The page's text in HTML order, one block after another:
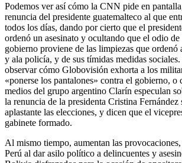
Podemos ver así cómo la CNN pide en
renuncia del presidente guatemalteco al que
todos los días, dando por cierto que el
ordenó un asesinato y ocultando que el odio de
gobierno proviene de las limpiezas que ordenó
y ala policía, y de sus tímidas medidas
observar cómo Globovisión exhorta a los
«ponerse los pantalones» contra el gobierno, o
medios del grupo argentino Clarín especulan
la renuncia de la presidenta Cristina Fernández
aplastante las elecciones, y dicen que el
gabinete formado.
Al mismo tiempo, aumentan las
Perú al dar asilo político a delincuentes y